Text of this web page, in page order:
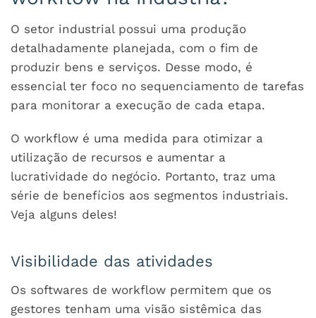
O setor industrial possui uma produção
detalhadamente planejada, com o fim de
produzir bens e serviços. Desse modo, é
essencial ter foco no sequenciamento de tarefas
para monitorar a execução de cada etapa.
O workflow é uma medida para otimizar a
utilização de recursos e aumentar a
lucratividade do negócio. Portanto, traz uma
série de benefícios aos segmentos industriais.
Veja alguns deles!
Visibilidade das atividades
Os softwares de workflow permitem que os
gestores tenham uma visão sistêmica das